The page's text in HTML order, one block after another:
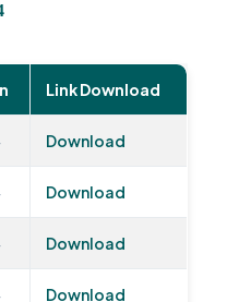
Link Download
Download
Download
Download
Download